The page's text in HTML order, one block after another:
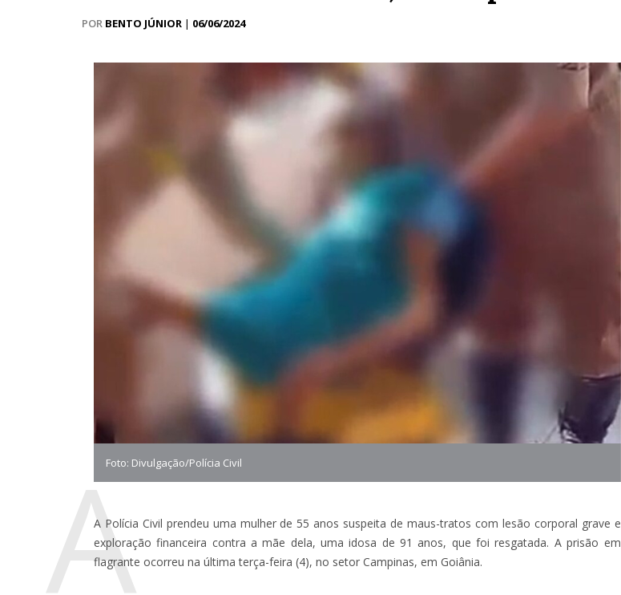
POR BENTO JÚNIOR | 06/06/2024
Foto: Divulgação/Polícia Civil
A
A Polícia Civil prendeu uma mulher de 55 anos suspeita de maus-tratos com lesão corporal grave e
exploração financeira contra a mãe dela, uma idosa de 91 anos, que foi resgatada. A prisão em
flagrante ocorreu na última terça-feira (4), no setor Campinas, em Goiânia.